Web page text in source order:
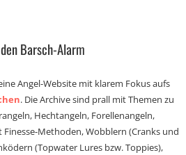
Barsch-Alarm
Angel-Website mit klarem Fokus aufs
. Die Archive sind prall mit Themen zu
Hechtangeln, Forellenangeln,
Finesse-Methoden, Wobblern (Cranks und
(Topwater Lures bzw. Toppies),